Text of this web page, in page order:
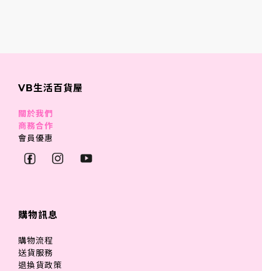
VB生活百貨屋
關於我們
商務合作
會員優惠
購物訊息
購物流程
送貨服務
退換貨政策